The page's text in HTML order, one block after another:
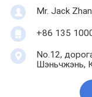
Mr. Jack
+86 135
No.12,
Шэньчжэнь,